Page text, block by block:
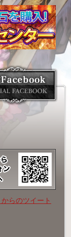
らのツイート